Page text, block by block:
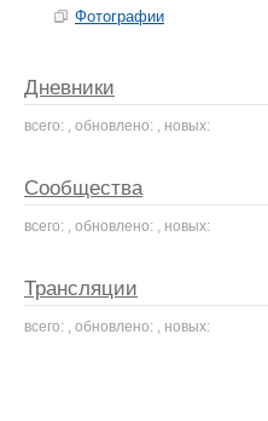
Фотографии
Дневники
всего: , обновлено: , новых:
Сообщества
всего: , обновлено: , новых:
Трансляции
всего: , обновлено: , новых: